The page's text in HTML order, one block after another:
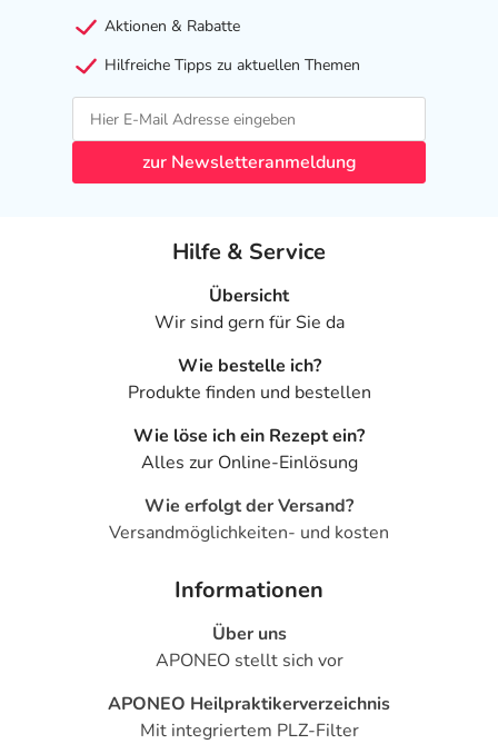
Aktionen & Rabatte
Hilfreiche Tipps zu aktuellen Themen
zur Newsletteranmeldung
Hilfe & Service
Übersicht
Wir sind gern für Sie da
Wie bestelle ich?
Produkte finden und bestellen
Wie löse ich ein Rezept ein?
Alles zur Online-Einlösung
Wie erfolgt der Versand?
Versandmöglichkeiten- und kosten
Informationen
Über uns
APONEO stellt sich vor
APONEO Heilpraktikerverzeichnis
Mit integriertem PLZ-Filter